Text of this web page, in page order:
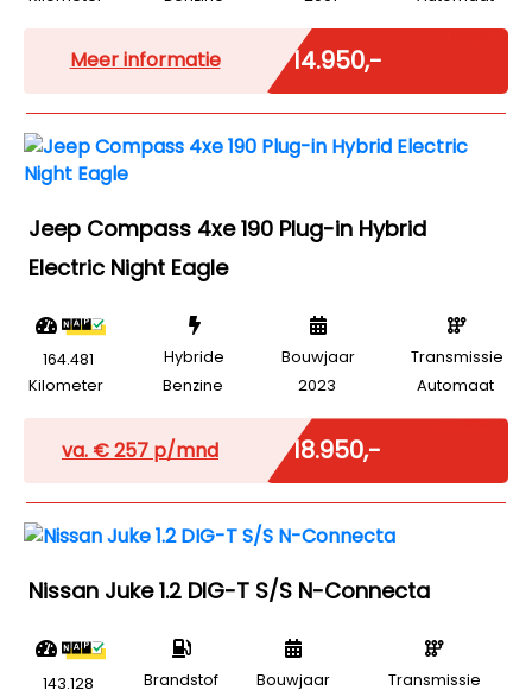
Meer informatie € 14.950,-
Jeep Compass 4xe 190 Plug-in Hybrid
Electric Night Eagle
164.481
Kilometer
Hybride
Benzine
Bouwjaar
2023
Transmissie
Automaat
va. €257 p/mnd € 18.950,-
Nissan Juke 1.2 DIG-T S/S N-Connecta
143.128
Brandstof
Bouwjaar
Transmissie